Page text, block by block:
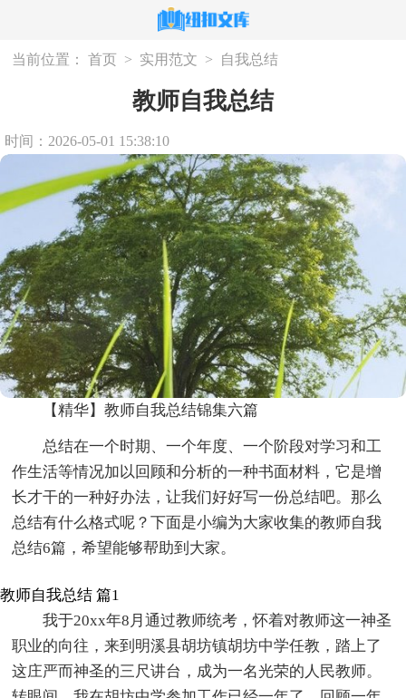
当前位置： 首页 > 实用范文 > 自我总结
教师自我总结
时间：2026-05-01 15:38:10
【精华】教师自我总结锦集六篇
总结在一个时期、一个年度、一个阶段对学习和工
作生活等情况加以回顾和分析的一种书面材料，它是增
长才干的一种好办法，让我们好好写一份总结吧。那么
总结有什么格式呢？下面是小编为大家收集的教师自我
总结6篇，希望能够帮助到大家。
教师自我总结 篇1
我于20xx年8月通过教师统考，怀着对教师这一神圣
职业的向往，来到明溪县胡坊镇胡坊中学任教，踏上了
这庄严而神圣的三尺讲台，成为一名光荣的人民教师。